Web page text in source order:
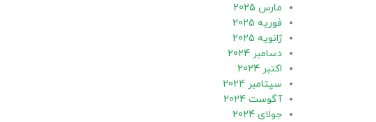
مارس 2025
فوریه 2025
ژانویه 2025
دسامبر 2024
اکتبر 2024
سپتامبر 2024
آگوست 2024
جولای 2024